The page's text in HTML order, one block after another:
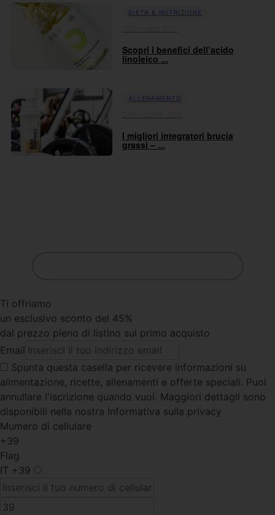
DIETA & NUTRIZIONE
Scopri i benefici dell’acido
linoleico ...
ALLENAMENTO
I migliori integratori brucia
grassi – ...
Ti offriamo
un esclusivo sconto del 45%
dal prezzo pieno di listino sul primo acquisto
Email
Spunta questa casella per ricevere informazioni su
alimentazione, ricette, allenamenti e offerte speciali. Puoi
annullare l'iscrizione quando vuoi. Maggiori dettagli sono
disponibili nella nostra Informativa sulla privacy
Mumero di cellulare
+39
Flag
IT +39